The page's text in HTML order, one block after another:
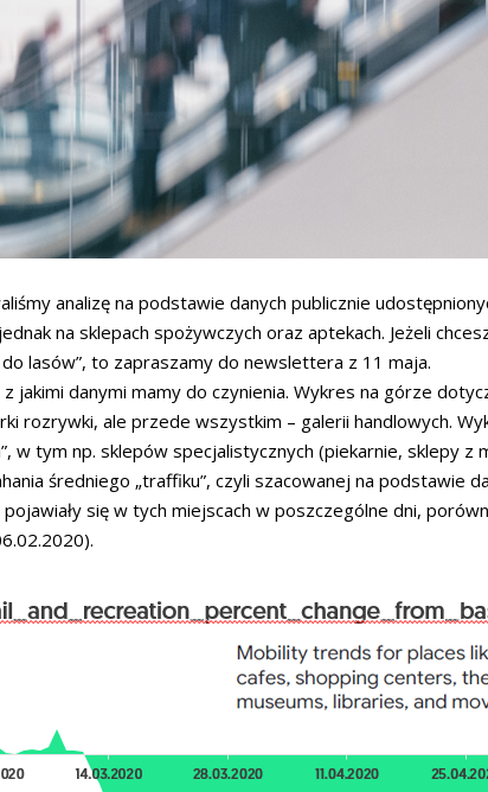
analizę na podstawie danych publicznie
na sklepach spożywczych oraz aptekach. Jeżeli
lasów”, to zapraszamy do newslettera z 11 maja.
jakimi danymi mamy do czynienia. Wykres na górze
rozrywki, ale przede wszystkim – galerii handlowych.
w tym np. sklepów specjalistycznych (piekarnie, sklepy z
średniego „traffiku”, czyli szacowanej na podstawie
się w tych miejscach w poszczególne dni,